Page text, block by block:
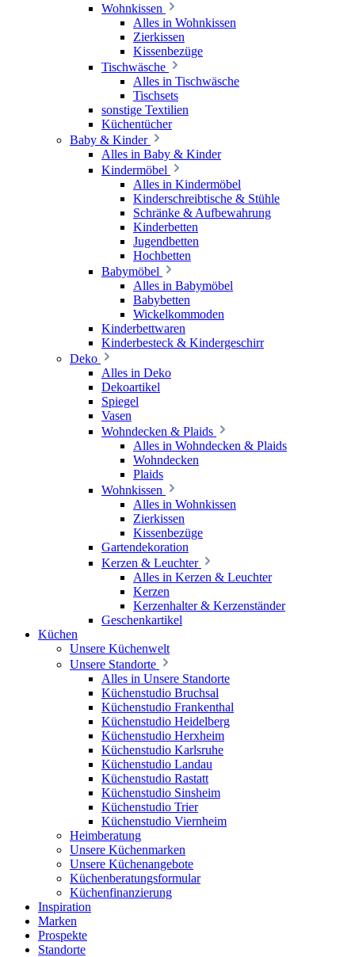
Wohnkissen
Alles in Wohnkissen
Zierkissen
Kissenbezüge
Tischwäsche
Alles in Tischwäsche
Tischsets
sonstige Textilien
Küchentücher
Baby & Kinder
Alles in Baby & Kinder
Kindermöbel
Alles in Kindermöbel
Kinderschreibtische & Stühle
Schränke & Aufbewahrung
Kinderbetten
Jugendbetten
Hochbetten
Babymöbel
Alles in Babymöbel
Babybetten
Wickelkommoden
Kinderbettwaren
Kinderbesteck & Kindergeschirr
Deko
Alles in Deko
Dekoartikel
Spiegel
Vasen
Wohndecken & Plaids
Alles in Wohndecken & Plaids
Wohndecken
Plaids
Wohnkissen
Alles in Wohnkissen
Zierkissen
Kissenbezüge
Gartendekoration
Kerzen & Leuchter
Alles in Kerzen & Leuchter
Kerzen
Kerzenhalter & Kerzenständer
Geschenkartikel
Küchen
Unsere Küchenwelt
Unsere Standorte
Alles in Unsere Standorte
Küchenstudio Bruchsal
Küchenstudio Frankenthal
Küchenstudio Heidelberg
Küchenstudio Herxheim
Küchenstudio Karlsruhe
Küchenstudio Landau
Küchenstudio Rastatt
Küchenstudio Sinsheim
Küchenstudio Trier
Küchenstudio Viernheim
Heimberatung
Unsere Küchenmarken
Unsere Küchenangebote
Küchenberatungsformular
Küchenfinanzierung
Inspiration
Marken
Prospekte
Standorte